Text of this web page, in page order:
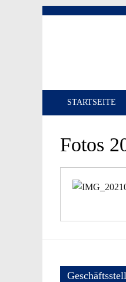
STARTSEITE
Fotos